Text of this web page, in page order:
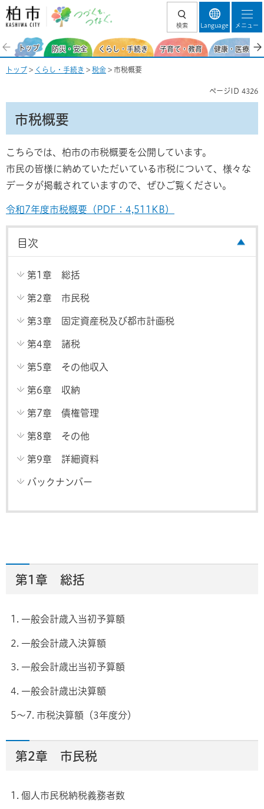
柏市 つづくを、
検索 Language メニュー
トップ 防災・安全 くらし・手続き 子育て・教育 健康・医療・
トップ > くらし・手続き > 税金 > 市税概要
ページID 4326
市税概要
こちらでは、柏市の市税概要を公開しています。
市民の皆様に納めていただいている市税について、様々な
データが掲載されていますので、ぜひご覧ください。
令和7年度市税概要（PDF：4,511KB）
目次
第1章 総括
第2章 市民税
第3章 固定資産税及び都市計画税
第4章 諸税
第5章 その他収入
第6章 収納
第7章 債権管理
第8章 その他
第9章 詳細資料
バックナンバー
第1章 総括
1. 一般会計歳入当初予算額
2. 一般会計歳入決算額
3. 一般会計歳出当初予算額
4. 一般会計歳出決算額
5～7. 市税決算額（3年度分）
第2章 市民税
1. 個人市民税納税義務者数